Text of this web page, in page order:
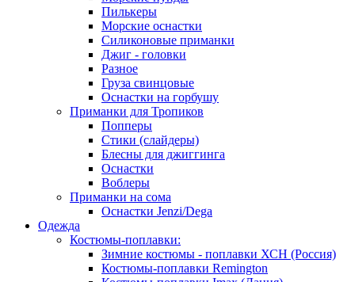
Пилькеры
Морские оснастки
Силиконовые приманки
Джиг - головки
Разное
Груза свинцовые
Оснастки на горбушу
Приманки для Тропиков
Попперы
Стики (слайдеры)
Блесны для джиггинга
Оснастки
Воблеры
Приманки на сома
Оснастки Jenzi/Dega
Одежда
Костюмы-поплавки:
Зимние костюмы - поплавки ХСН (Россия)
Костюмы-поплавки Remington